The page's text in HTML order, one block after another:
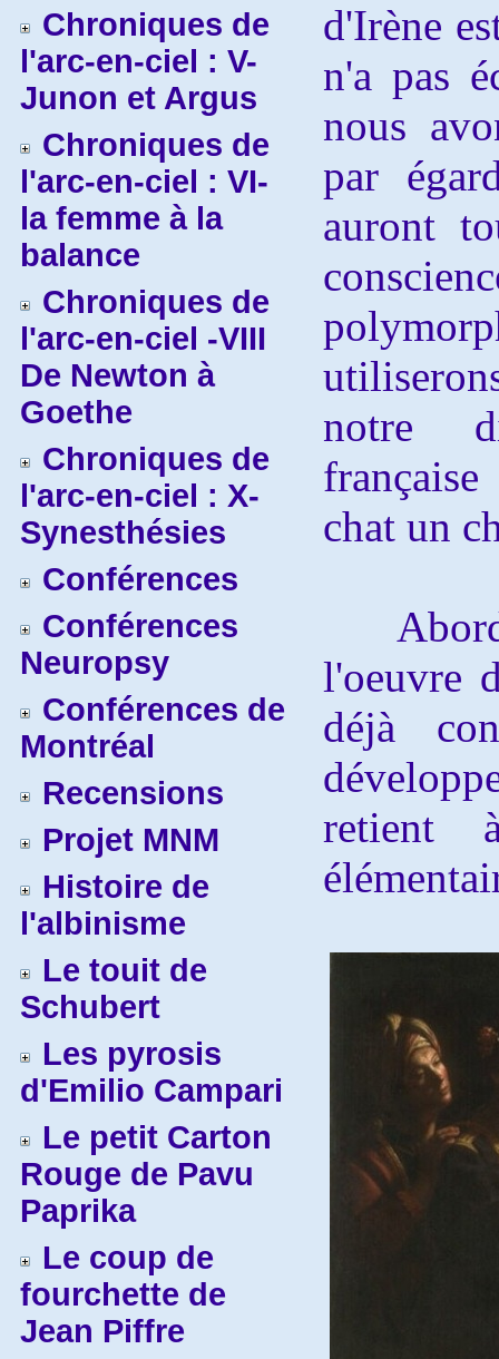
Chroniques de
l'arc-en-ciel : V-
Junon et Argus
Chroniques de
l'arc-en-ciel : VI-
la femme à la
balance
Chroniques de
l'arc-en-ciel -VIII
De Newton à
Goethe
Chroniques de
l'arc-en-ciel : X-
Synesthésies
Conférences
Conférences
Neuropsy
Conférences de
Montréal
Recensions
Projet MNM
Histoire de
l'albinisme
Le touit de
Schubert
Les pyrosis
d'Emilio Campari
Le petit Carton
Rouge de Pavu
Paprika
Le coup de
fourchette de
Jean Piffre
d'Irène
n'a pas
nous
par
auront
notre
chat un
l'oeuvre
déjà
retient